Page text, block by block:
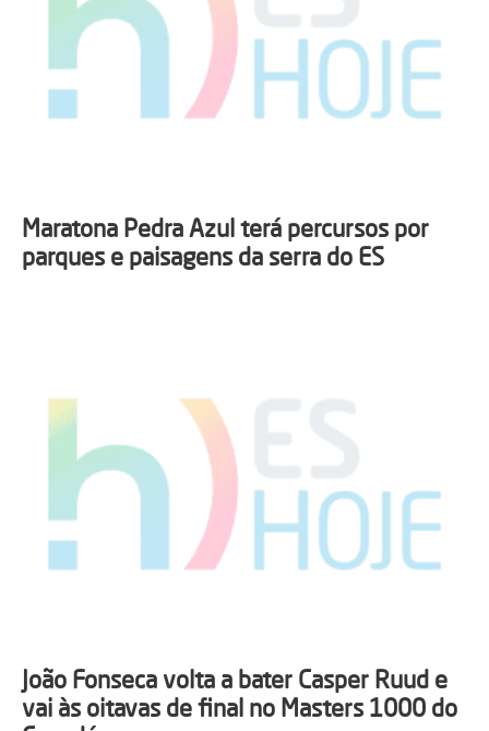
Maratona Pedra Azul terá percursos por
parques e paisagens da serra do ES
João Fonseca volta a bater Casper Ruud e
vai às oitavas de final no Masters 1000 do